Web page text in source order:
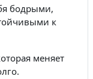
бодрыми,
к
меняет